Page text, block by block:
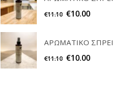
€11.10 €10.00
€11.10 €10.00